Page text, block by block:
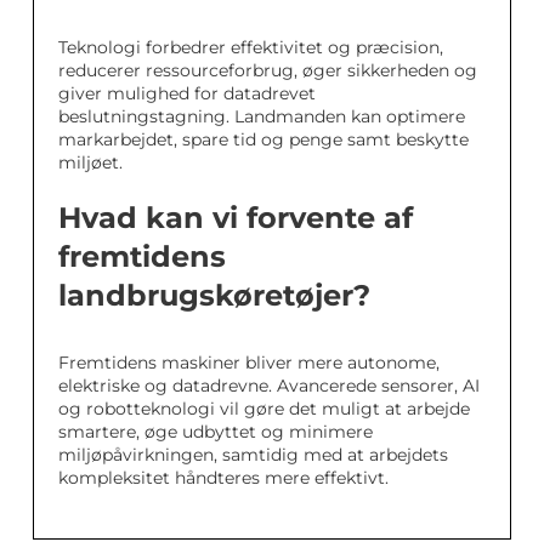
Teknologi forbedrer effektivitet og præcision,
reducerer ressourceforbrug, øger sikkerheden og
giver mulighed for datadrevet
beslutningstagning. Landmanden kan optimere
markarbejdet, spare tid og penge samt beskytte
miljøet.
Hvad kan vi forvente af
fremtidens
landbrugskøretøjer?
Fremtidens maskiner bliver mere autonome,
elektriske og datadrevne. Avancerede sensorer, AI
og robotteknologi vil gøre det muligt at arbejde
smartere, øge udbyttet og minimere
miljøpåvirkningen, samtidig med at arbejdets
kompleksitet håndteres mere effektivt.